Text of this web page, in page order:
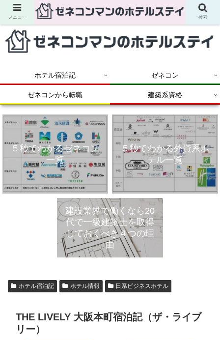
ホテル宿泊記 ゼネコン
ゼネコンから転職 建築系資格
５秒でわかるゼネコン
一覧
５秒でわかる外資系ホ
テル一覧
建設業界で働くなら20
代で一級建築士を取得
しておくべき４つの理
由
ホテル宿泊記 ホテル情報 日系ビジネスホテル
THE LIVELY 大阪本町宿泊記（ザ・ライブ
リー）
メニュー 検索